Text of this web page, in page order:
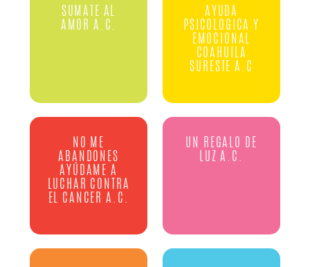
SUMATE AL
AMOR A.C.
AYUDA
PSICOLOGICA Y
EMOCIONAL
COAHUILA
SURESTE A.C
NO ME
ABANDONES
AYÚDAME A
LUCHAR CONTRA
EL CANCER A.C.
UN REGALO DE
LUZ A.C.